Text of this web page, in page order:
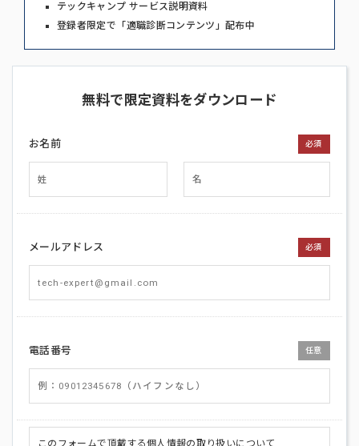
テックキャンプ サービス説明資料
登録者限定で「適職診断コンテンツ」配布中
無料で限定資料をダウンロード
お名前 必須
メールアドレス 必須
電話番号 任意
このフォームで頂戴する個人情報の取り扱いについて